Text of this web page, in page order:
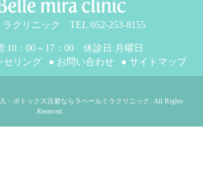
ラクリニック TEL:052-253-8155
：00～17：00 休診日:月曜日
セリング
● お問い合わせ ● サイトマップ
・ボトックス注射ならラベールミラクリニック. All Rights
Reserved.